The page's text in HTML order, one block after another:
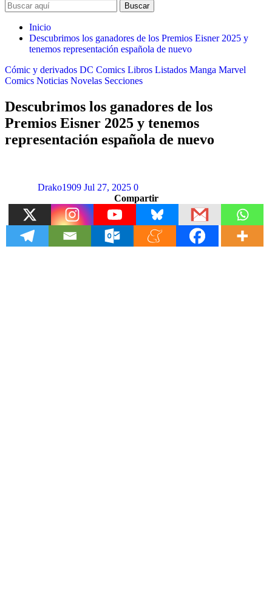
Buscar
Inicio
Descubrimos los ganadores de los Premios Eisner 2025 y
tenemos representación española de nuevo
Cómic y derivados DC Comics Libros Listados Manga Marvel
Comics Noticias Novelas Secciones
Descubrimos los ganadores de los
Premios Eisner 2025 y tenemos
representación española de nuevo
Drako1909 Jul 27, 2025 0
Compartir